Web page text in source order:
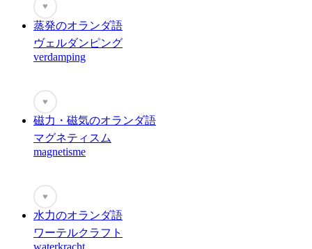
♥
蒸発のオランダ語
ヴェルダンピング
verdamping
♥
磁力・磁気のオランダ語
マグネティスム
magnetisme
♥
水力のオランダ語
ワーテルクラフト